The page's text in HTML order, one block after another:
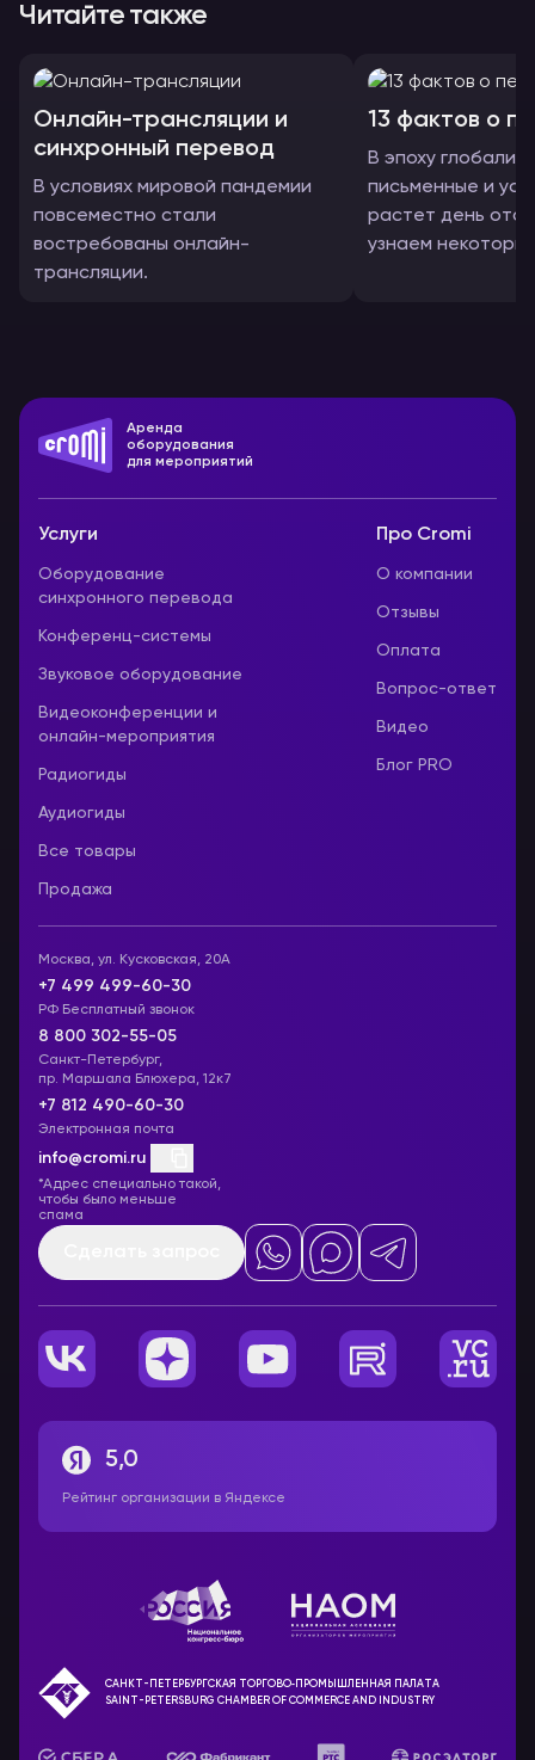
Читайте также
Онлайн-трансляции и
синхронный перевод
В условиях мировой пандемии
повсеместно стали
востребованы онлайн-
трансляции.
13 фактов о
В эпоху
письменные и
растет день ото
узнаем
Аренда
оборудования
для мероприятий
Услуги
Оборудование
синхронного перевода
Конференц-системы
Звуковое оборудование
Видеоконференции и
онлайн-мероприятия
Радиогиды
Аудиогиды
Все товары
Продажа
Про Cromi
О компании
Отзывы
Оплата
Вопрос-ответ
Видео
Блог PRO
Москва, ул. Кусковская, 20А
+7 499 499-60-30
РФ Бесплатный звонок
8 800 302-55-05
Санкт-Петербург,
пр. Маршала Блюхера, 12к7
+7 812 490-60-30
Электронная почта
info@cromi.ru
*Адрес специально такой,
чтобы было меньше
спама
5,0
Рейтинг организации в Яндексе
САНКТ-ПЕТЕРБУРГСКАЯ ТОРГОВО‑ПРОМЫШЛЕННАЯ ПАЛАТА
SAINT-PETERSBURG CHAMBER OF COMMERCE AND INDUSTRY